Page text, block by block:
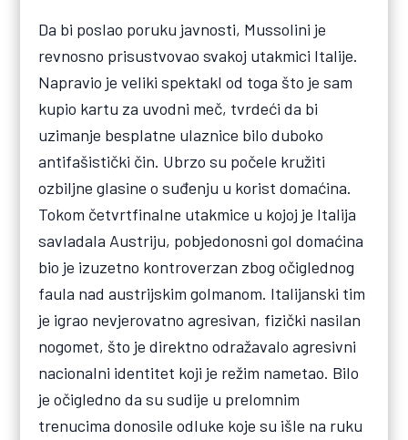
Da bi poslao poruku javnosti, Mussolini je
revnosno prisustvovao svakoj utakmici Italije.
Napravio je veliki spektakl od toga što je sam
kupio kartu za uvodni meč, tvrdeći da bi
uzimanje besplatne ulaznice bilo duboko
antifašistički čin. Ubrzo su počele kružiti
ozbiljne glasine o suđenju u korist domaćina.
Tokom četvrtfinalne utakmice u kojoj je Italija
savladala Austriju, pobjedonosni gol domaćina
bio je izuzetno kontroverzan zbog očiglednog
faula nad austrijskim golmanom. Italijanski tim
je igrao nevjerovatno agresivan, fizički nasilan
nogomet, što je direktno odražavalo agresivni
nacionalni identitet koji je režim nametao. Bilo
je očigledno da su sudije u prelomnim
trenucima donosile odluke koje su išle na ruku